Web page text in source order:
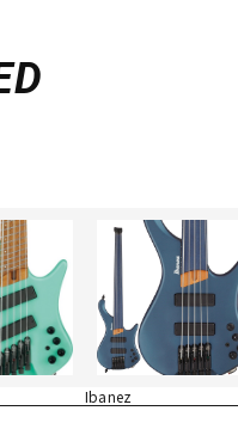
Ibanez